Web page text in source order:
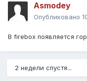
Asmodey
Опубликовано
В firebox появляется
2 недели спустя...